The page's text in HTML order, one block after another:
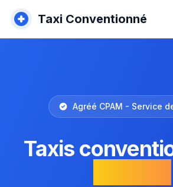
Taxi Conventionné
Agréé CPAM - Service
Taxis